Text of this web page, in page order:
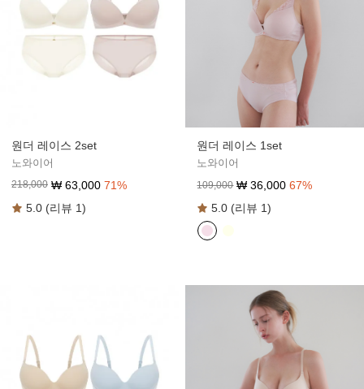
원더 레이스 2set
노와이어
218,000 ₩ 63,000 71%
5.0 (리뷰 1)
원더 레이스 1set
노와이어
109,000 ₩36,000 67%
5.0 (리뷰 1)